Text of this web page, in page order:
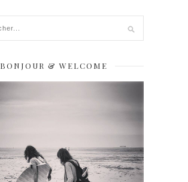
BONJOUR & WELCOME